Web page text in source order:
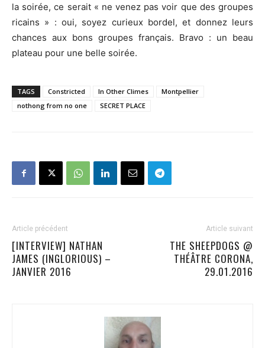
la soirée, ce serait « ne venez pas voir que des groupes
ricains » : oui, soyez curieux bordel, et donnez leurs
chances aux bons groupes français. Bravo : un beau
plateau pour une belle soirée.
TAGS Constricted In Other Climes
Montpellier
nothong from no one
SECRET PLACE
Article précédent
[INTERVIEW] NATHAN
JAMES (INGLORIOUS) –
JANVIER 2016
Article suivant
THE SHEEPDOGS @
THÉÂTRE CORONA,
29.01.2016